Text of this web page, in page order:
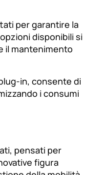
per garantire la
disponibili si
il mantenimento
in, consente di
i consumi
pensati per
figura